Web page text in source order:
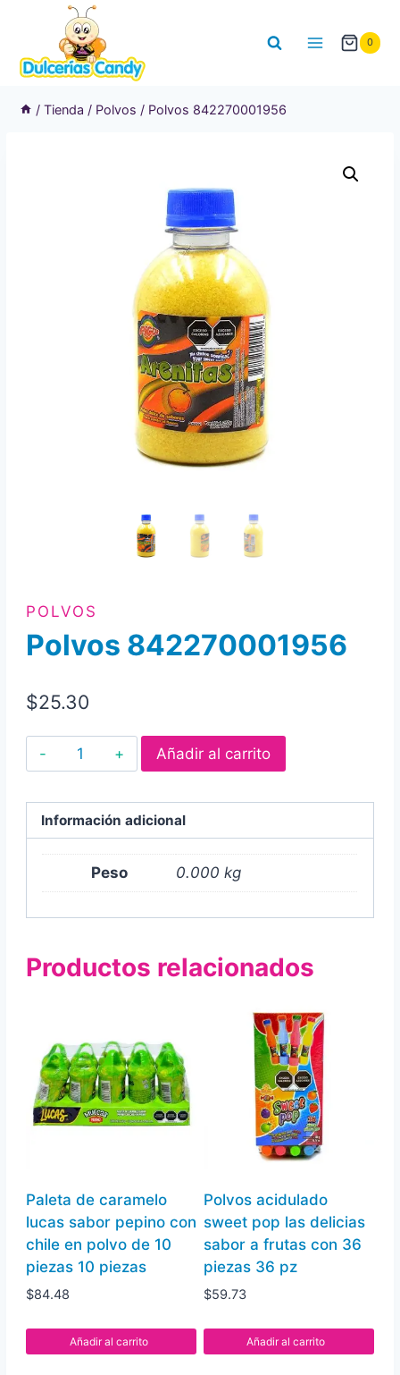
contenido
0
/ Tienda / Polvos / Polvos 842270001956
POLVOS
Polvos 842270001956
$25.30
Polvos
842270001956
Añadir al carrito
Información adicional
Peso 0.000 kg
Productos relacionados
Paleta de caramelo
lucas sabor pepino con
chile en polvo de 10
piezas 10 piezas
$84.48
Añadir al carrito
Polvos acidulado
sweet pop las delicias
sabor a frutas con 36
piezas 36 pz
$59.73
Añadir al carrito